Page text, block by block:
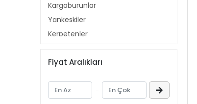
Kargaburunlar
Yankeskiler
Kerpetenler
Iskarpelalar
Murç Keskiler
Fiyat Aralıkları
-